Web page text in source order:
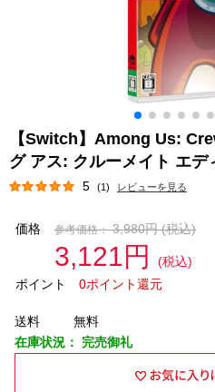
【Switch】Among Us:
グ アス: クルーメイト エデ
5 (1) レビューを見る
価格 参考価格： 3,980円(税込)
3,121円
(税込)
ポイント
0ポイント還元
送料
無料
在庫状況： 完売御礼